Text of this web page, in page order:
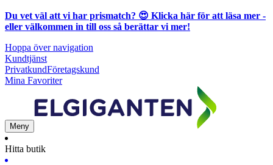
Du vet väl att vi har prismatch? 😍 Klicka här för att läsa mer -
eller välkommen in till oss så berättar vi mer!
Hoppa över navigation
Kundtjänst
PrivatkundFöretagskund
Mina Favoriter
Meny
Hitta butik